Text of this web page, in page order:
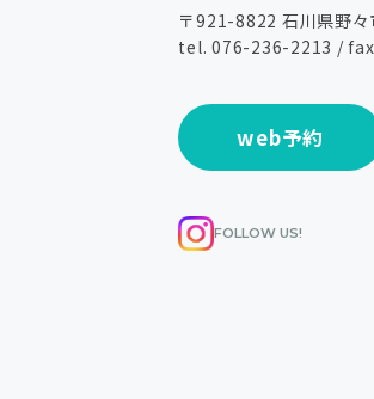
〒921-8822 石川県野
tel.076-236-2213 /
web予約
FOLLOW US!